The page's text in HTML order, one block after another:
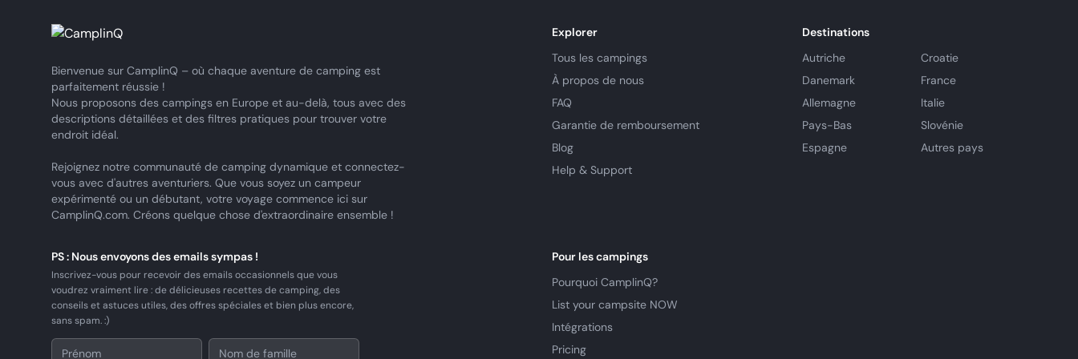
Bienvenue sur CamplinQ – où chaque aventure de camping est
parfaitement réussie !
Nous proposons des campings en Europe et au-delà, tous avec des
descriptions détaillées et des filtres pratiques pour trouver votre
endroit idéal.
Rejoignez notre communauté de camping dynamique et connectez-
vous avec d'autres aventuriers. Que vous soyez un campeur
expérimenté ou un débutant, votre voyage commence ici sur
CamplinQ.com. Créons quelque chose d'extraordinaire ensemble !
Explorer
Tous les campings
À propos de nous
FAQ
Garantie de remboursement
Blog
Help & Support
Destinations
Autriche
Croatie
Danemark
France
Allemagne
Italie
Pays-Bas
Slovénie
Espagne
Autres pays
PS : Nous envoyons des emails sympas !
Inscrivez-vous pour recevoir des emails occasionnels que vous
voudrez vraiment lire : de délicieuses recettes de camping, des
conseils et astuces utiles, des offres spéciales et bien plus encore,
sans spam. :)
Pour les campings
Pourquoi CamplinQ?
List your campsite NOW
Intégrations
Pricing